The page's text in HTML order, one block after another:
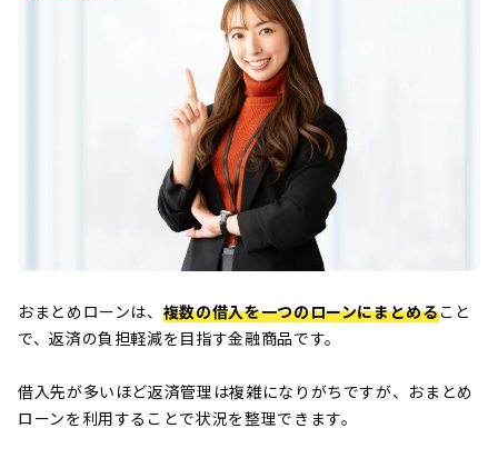
おまとめローンは、 複数の借入を一つのローンにまとめること
で、返済の負担軽減を目指す金融商品です。
借入先が多いほど返済管理は複雑になりがちですが、おまとめ
ローンを利用することで状況を整理できます。